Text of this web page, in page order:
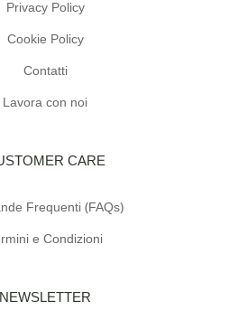
Privacy Policy
Cookie Policy
Contatti
Lavora con noi
CARE
Frequenti (FAQs)
e Condizioni
NEWSLETTER